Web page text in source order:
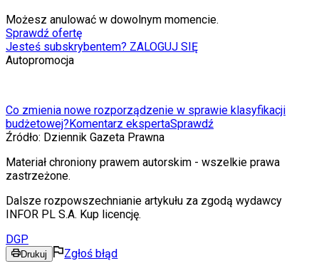
Możesz anulować w dowolnym momencie.
Sprawdź ofertę
Jesteś subskrybentem? ZALOGUJ SIĘ
Autopromocja
Co zmienia nowe rozporządzenie w sprawie klasyfikacji
budżetowej?Komentarz ekspertaSprawdź
Źródło: Dziennik Gazeta Prawna
Materiał chroniony prawem autorskim - wszelkie prawa
zastrzeżone.
Dalsze rozpowszechnianie artykułu za zgodą wydawcy
INFOR PL S.A. Kup licencję.
DGP
Drukuj Zgłoś błąd